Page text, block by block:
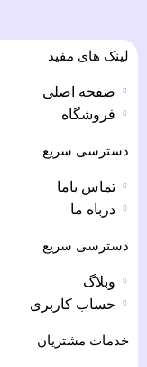
لینک های مفید
صفحه اصلی
فروشگاه
دسترسی سریع
تماس باما
درباه ما
دسترسی سریع
وبلاگ
حساب کاربری
خدمات مشتریان